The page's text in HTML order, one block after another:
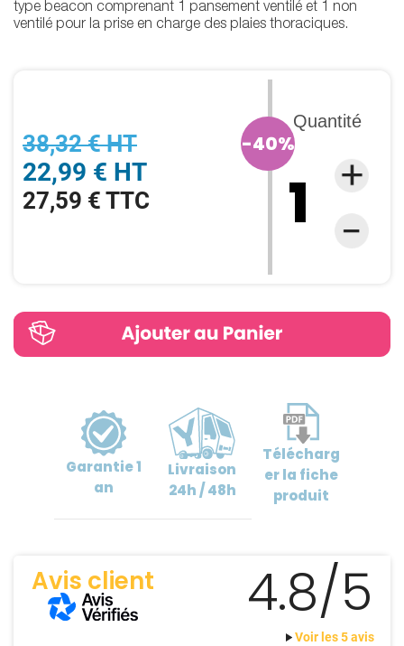
38,32 € HT
22,99 € HT
27,59 € TTC
-40%
Quantité
type beacon comprenant 1 pansement ventilé et 1 non
ventilé pour la prise en charge des plaies thoraciques.
Garantie1
an
Livraison
24h / 48h
Télécharg
erla fiche
produit
Avis client 4.8/5
Voir les 5 avis